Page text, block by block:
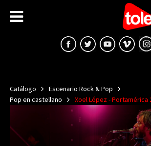
Catálogo
Escenario Rock & Pop
Pop en castellano
Xoel López - Portamérica